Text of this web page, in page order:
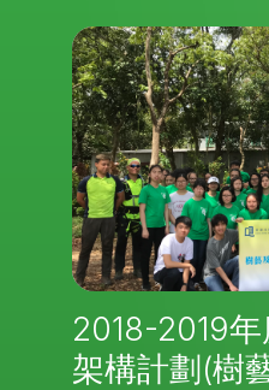
2018-2019
架構計劃(樹